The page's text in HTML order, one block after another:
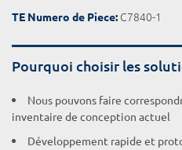
TE Numero de Piece: C7840-1
Pourquoi choisir les
Nous pouvons faire
inventaire de conception actuel
Développement rapide et